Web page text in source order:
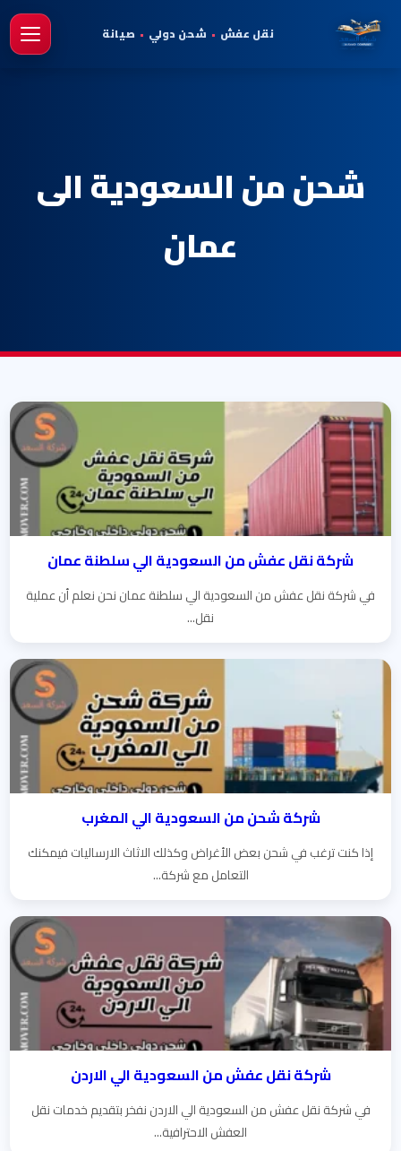
نقل عفش • شحن دولي • صيانة
شحن من السعودية الى
عمان
شركة نقل عفش من السعودية الي سلطنة عمان
في شركة نقل عفش من السعودية الي سلطنة عمان نحن نعلم أن عملية
نقل...
شركة شحن من السعودية الي المغرب
إذا كنت ترغب في شحن بعض الأغراض وكذلك الاثاث الارساليات فيمكنك
التعامل مع شركة...
شركة نقل عفش من السعودية الي الاردن
في شركة نقل عفش من السعودية الي الاردن نفخر بتقديم خدمات نقل
العفش الاحترافية...